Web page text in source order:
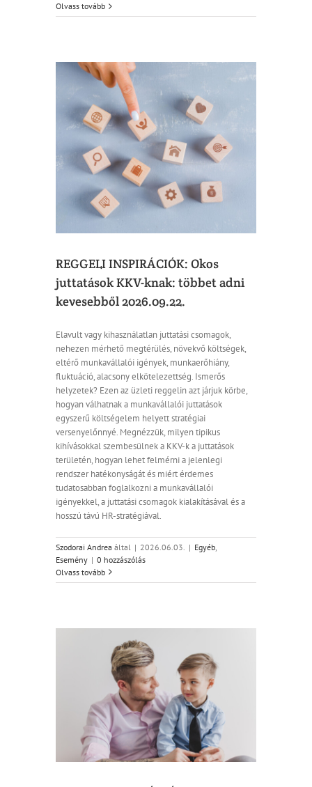
Olvass tovább
REGGELI INSPIRÁCIÓK: Okos
juttatások KKV-knak: többet adni
kevesebből 2026.09.22.
Elavult vagy kihasználatlan juttatási csomagok,
nehezen mérhető megtérülés, növekvő költségek,
eltérő munkavállalói igények, munkaerőhiány,
fluktuáció, alacsony elkötelezettség. Ismerős
helyzetek? Ezen az üzleti reggelin azt járjuk körbe,
hogyan válhatnak a munkavállalói juttatások
egyszerű költségelem helyett stratégiai
versenyelőnnyé. Megnézzük, milyen tipikus
kihívásokkal szembesülnek a KKV-k a juttatások
területén, hogyan lehet felmérni a jelenlegi
rendszer hatékonyságát és miért érdemes
tudatosabban foglalkozni a munkavállalói
igényekkel, a juttatási csomagok kialakításával és a
hosszú távú HR-stratégiával.
Szodorai Andrea által | 2026.06.03. | Egyéb
Esemény | 0 hozzászólás
Olvass tovább